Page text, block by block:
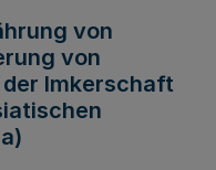
von
von
Imkerschaft